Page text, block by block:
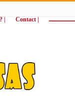
| Contact
wij